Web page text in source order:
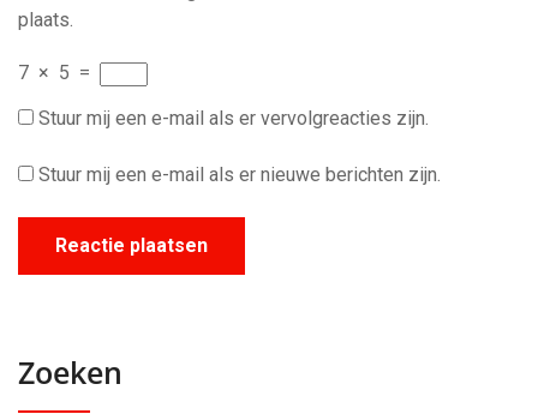
plaats.
7 × 5 =
Stuur mij een e-mail als er vervolgreacties zijn.
Stuur mij een e-mail als er nieuwe berichten zijn.
Zoeken